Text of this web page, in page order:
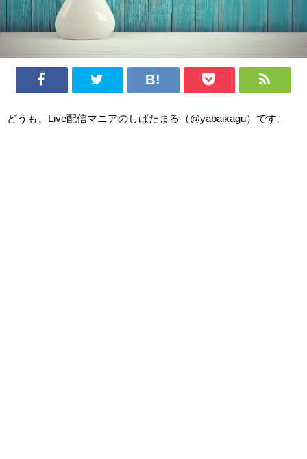
どうも、Live配信マニアのしばたまる（ @yabaikagu）です。